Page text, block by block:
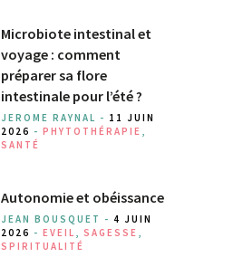
Microbiote intestinal et
voyage : comment
préparer sa flore
intestinale pour l’été ?
JEROME RAYNAL - 11 JUIN
2026 - PHYTOTHÉRAPIE ,
SANTÉ
Autonomie et obéissance
JEAN BOUSQUET - 4 JUIN
2026 - EVEIL , SAGESSE ,
SPIRITUALITÉ